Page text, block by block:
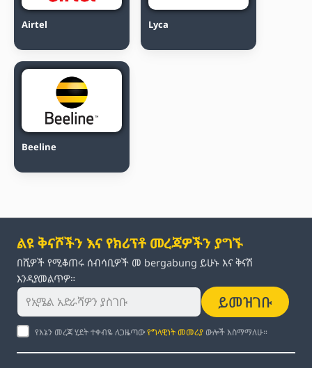
Airtel Lyca
Beeline
ልዩ ቅናሾችን እና የክሪፕቶ መረጃዎችን ያግኙ
በሺዎች የሚቆጠሩ ሰብሳቢዎች መ bergabung ይሁኑ እና ቅናሽ
እንዳያመልጥዎ።
ይመዝገቡ
የእኔን መረጃ ሂደት ተቀብዬ ለጋዜጣውየግላዊነት መመሪያ ውሎች እስማማለሁ።